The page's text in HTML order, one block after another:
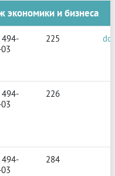
экономики и бизнеса
494-
225
494-
226
494-
284